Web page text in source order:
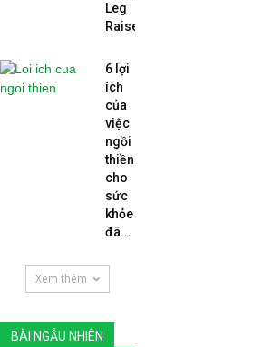
Leg
Raises...
6 lợi
ích
của
việc
ngồi
thiền
cho
sức
khỏe
đã...
Xem thêm
BÀI NGẪU NHIÊN